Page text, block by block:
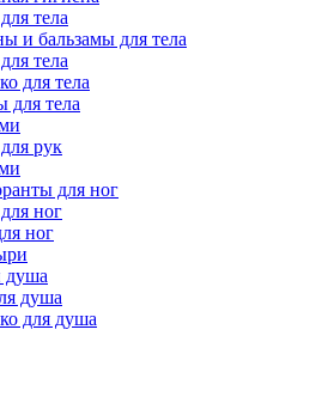
тела
и бальзамы для тела
тела
для тела
для тела
рук
для ног
ног
ног
душа
душа
для душа